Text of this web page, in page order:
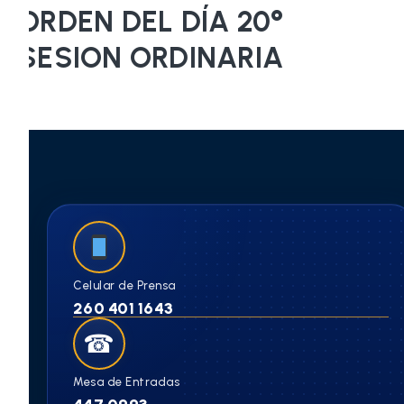
ORDEN DEL DÍA 20°
SESION ORDINARIA
Celular de Prensa
260 401 1643
☎
Mesa de Entradas